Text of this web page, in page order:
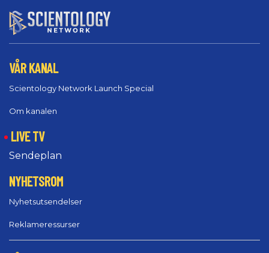
VÅR KANAL
Scientology Network Launch Special
Om kanalen
LIVE TV
Sendeplan
NYHETSROM
Nyhetsutsendelser
Reklameressurser